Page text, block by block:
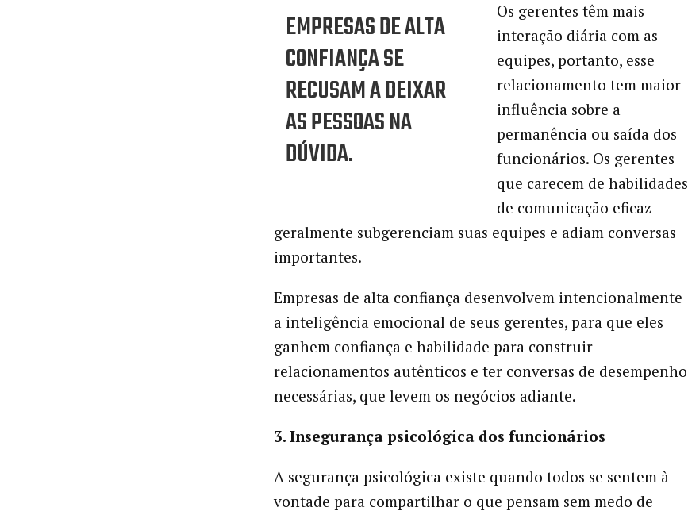
EMPRESAS DE ALTA
CONFIANÇA SE
RECUSAM A DEIXAR
AS PESSOAS NA
DÚVIDA.
Os gerentes têm mais
interação diária com as
equipes, portanto, esse
relacionamento tem maior
influência sobre a
permanência ou saída dos
funcionários. Os gerentes
que carecem de habilidades
de comunicação eficaz
geralmente subgerenciam suas equipes e adiam conversas
importantes.
Empresas de alta confiança desenvolvem intencionalmente
a inteligência emocional de seus gerentes, para que eles
ganhem confiança e habilidade para construir
relacionamentos autênticos e ter conversas de desempenho
necessárias, que levem os negócios adiante.
3. Insegurança psicológica dos funcionários
A segurança psicológica existe quando todos se sentem à
vontade para compartilhar o que pensam sem medo de